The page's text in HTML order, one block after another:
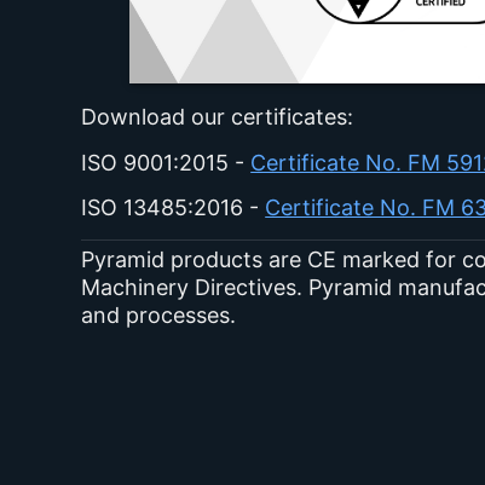
Download our certificates:
ISO 9001:2015 - Certificate No. FM
ISO 13485:2016 - Certificate No. FM
Pyramid products are CE marked for
Machinery Directives. Pyramid
and processes.